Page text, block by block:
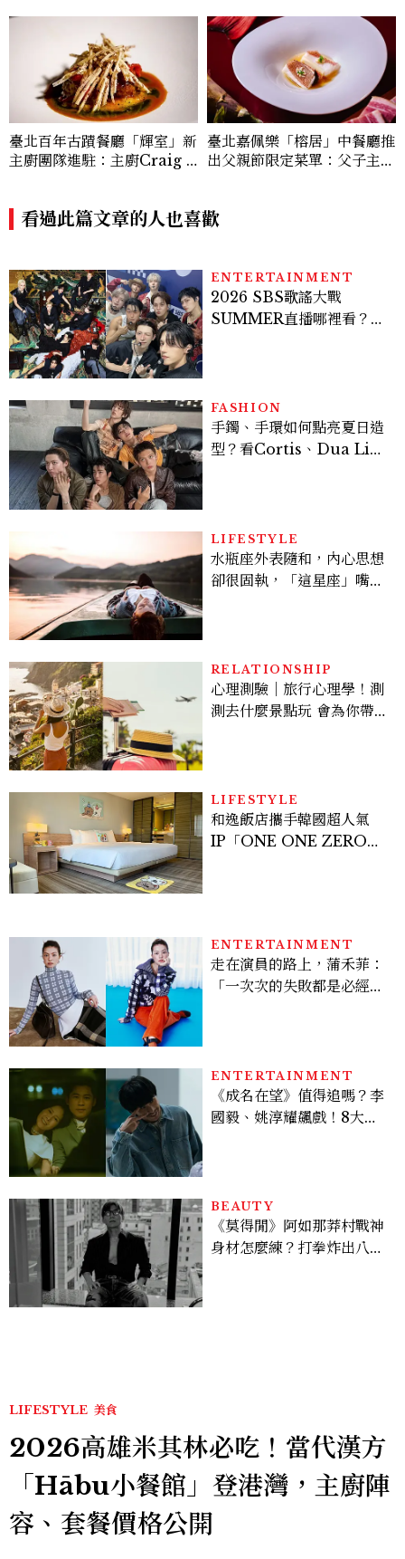
臺北百年古蹟餐廳「輝室」新
主廚團隊進駐：主廚Craig Y
料理風味
臺北嘉佩樂「榕居」中餐廳推
出父親節限定菜單：父子主廚
之味
看過此篇文章的人也喜歡
ENTERTAINMENT
2026 SBS歌謠大戰
SUMMER直播哪裡看？
FASHION
手鐲、手環如何點亮夏日造
型？看Cortis、Dua Lip
LIFESTYLE
水瓶座外表隨和，內心思想
卻很固執，「這星座」嘴上
RELATIONSHIP
心理測驗｜旅行心理學！測
測去什麼景點玩 會為你帶來
LIFESTYLE
和逸飯店攜手韓國超人氣
IP「ONE ONE ZERO
ENTERTAINMENT
走在演員的路上，蒲禾菲：
「一次次的失敗都是必經過
ENTERTAINMENT
《成名在望》值得追嗎？李
國毅、姚淳耀飆戲！8大看
BEAUTY
《莫得閒》阿如那莽村戰神
身材怎麼練？打拳炸出八塊
LIFESTYLE 美食
2026高雄米其林必吃！當代漢方
「Hābu小餐館」登港灣，主廚陣
容、套餐價格公開